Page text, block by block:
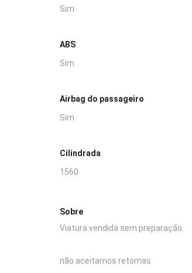
Sim
ABS
Sim
Airbag do passageiro
Sim
Cilindrada
1560
Sobre
Viatura vendida sem preparação.
não aceitamos retomas